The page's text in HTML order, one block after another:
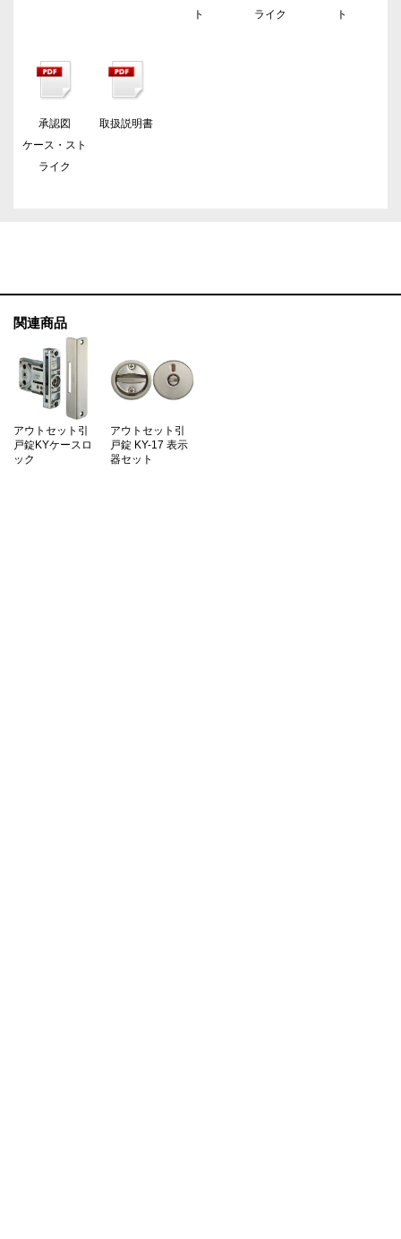
ト
ライク
ト
承認図
ケース・スト
ライク
取扱説明書
関連商品
アウトセット引
戸錠KYケースロ
ック
アウトセット引
戸錠 KY-17 表示
器セット